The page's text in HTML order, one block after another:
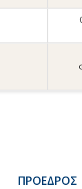
ΠΡΌΕΔΡΟΣ